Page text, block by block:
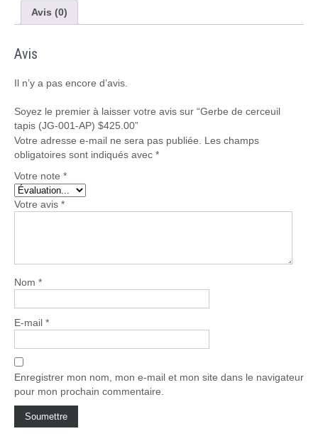
(JG-
001-
$425.00
Avis (0)
Avis
Il n’y a pas encore d’avis.
Soyez le premier à laisser votre avis sur “Gerbe de cerceuil
tapis (JG-001-AP) $425.00”
Votre adresse e-mail ne sera pas publiée.
Les champs
obligatoires sont indiqués avec *
Votre note *
Votre avis *
Nom *
E-mail *
Enregistrer mon nom, mon e-mail et mon site dans le navigateur
pour mon prochain commentaire.